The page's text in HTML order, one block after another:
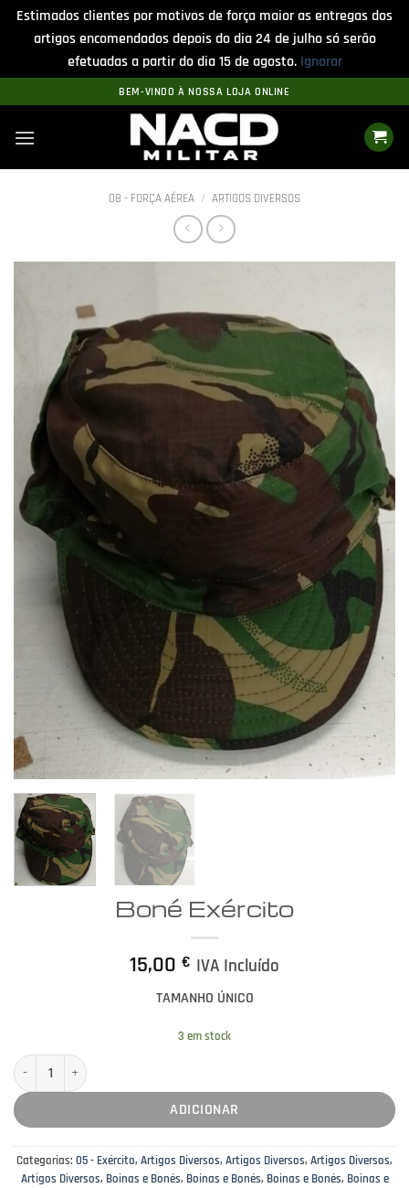
Estimados clientes por motivos de força maior as entregas dos
artigos encomendados depois do dia 24 de julho só serão
efetuadas a partir do dia 15 de agosto. Ignorar
to
content
BEM-VINDO À NOSSA LOJA ONLINE
08 - FORÇA AÉREA / ARTIGOS DIVERSOS
Boné Exército
15,00 € IVA Incluído
TAMANHO ÚNICO
3 em stock
Quantidade de Boné Exército
ADICIONAR
Categorias: 05 - Exército, Artigos Diversos, Artigos Diversos, Artigos Diversos,
Artigos Diversos, Boinas e Bonés, Boinas e Bonés, Boinas e Bonés, Boinas e